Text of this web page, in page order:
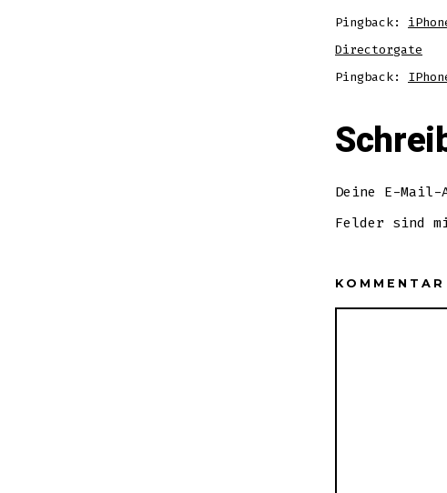
Pingback:
Directorgate
Pingback:
Deine E-
Felder sind
KOMMENTAR